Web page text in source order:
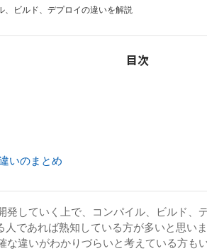
、ビルド、デプロイの違いを解説
目次
いのまとめ
発していく上で、コンパイル、ビルド、
人であれば熟知している方が多いと思い
違いがわかりづらいと考えている方も